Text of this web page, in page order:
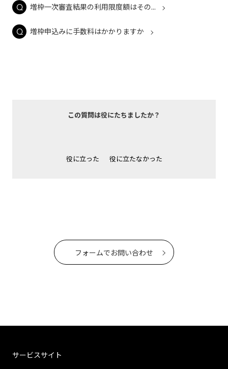
増枠一次審査結果の利用限度額はその...
増枠申込みに手数料はかかりますか
この質問は役にたちましたか？
役に立った 役に立たなかった
フォームでお問い合わせ
サービスサイト